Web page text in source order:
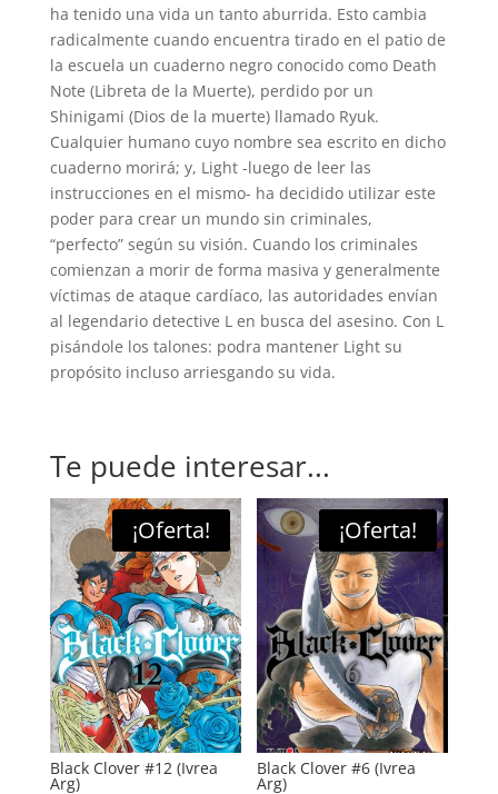
ha tenido una vida un tanto aburrida. Esto cambia
radicalmente cuando encuentra tirado en el patio de
la escuela un cuaderno negro conocido como Death
Note (Libreta de la Muerte), perdido por un
Shinigami (Dios de la muerte) llamado Ryuk.
Cualquier humano cuyo nombre sea escrito en dicho
cuaderno morirá; y, Light -luego de leer las
instrucciones en el mismo- ha decidido utilizar este
poder para crear un mundo sin criminales,
“perfecto” según su visión. Cuando los criminales
comienzan a morir de forma masiva y generalmente
víctimas de ataque cardíaco, las autoridades envían
al legendario detective L en busca del asesino. Con L
pisándole los talones: podra mantener Light su
propósito incluso arriesgando su vida.
Te puede interesar...
¡Oferta!
Black Clover #12 (Ivrea
Arg)
¡Oferta!
Black Clover #6 (Ivrea
Arg)